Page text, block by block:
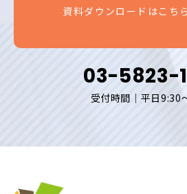
資料ダウンロードはこち
03-5823-
受付時間｜平日9:30